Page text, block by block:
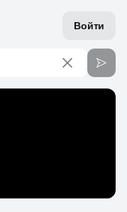
Войти